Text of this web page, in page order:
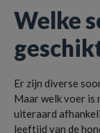
Welke
Er zijn diverse
Maar welk voer is
uiteraard
leeftijd van de